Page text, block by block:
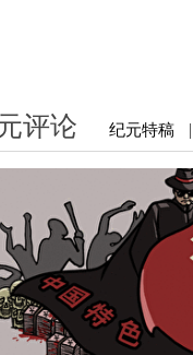
评论 纪元特稿 |